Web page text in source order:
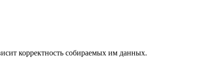
корректность собираемых им данных.